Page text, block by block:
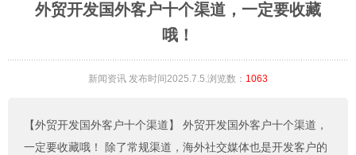
外贸开发国外客户十个渠道，一定要收藏
哦！
新闻资讯 发布时间2025.7.5.浏览数： 1063
【外贸开发国外客户十个渠道】
外贸开发国外客户十个渠道，
一定要收藏哦！ 除了常规渠道，海外社交媒体也是开发客户的